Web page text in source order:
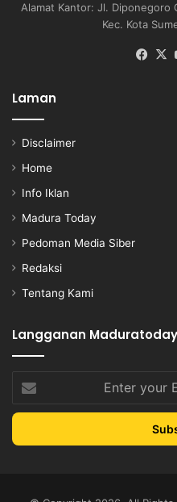
Alamat Kantor: Jl. Diponegoro
Kec. Kota
Laman
Disclaimer
Home
Info Iklan
Madura Today
Pedoman Media Siber
Redaksi
Tentang Kami
Langganan Maduratoday
your
Email